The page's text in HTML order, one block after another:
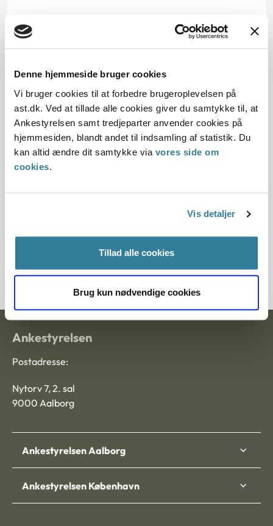
Denne hjemmeside bruger cookies
Vi bruger cookies til at forbedre brugeroplevelsen på
ast.dk. Ved at tillade alle cookies giver du samtykke til, at
Ankestyrelsen samt tredjeparter anvender cookies på
hjemmesiden, blandt andet til indsamling af statistik. Du
kan altid ændre dit samtykke via vores side om
cookies.
Vis detaljer
Tillad alle cookies
Brug kun nødvendige cookies
Dato for underskrift
07.05.2003
Offentliggørelsesdato
11.07.2013
Denne principafgørelse er kasseret den 10.
november 2016, da der er kommet nye regler på
området.
Journalnummer
Ankestyrelsen
Postadresse:
Nytorv 7, 2. sal
9000 Aalborg
Ankestyrelsen Aalborg
Ankestyrelsen København